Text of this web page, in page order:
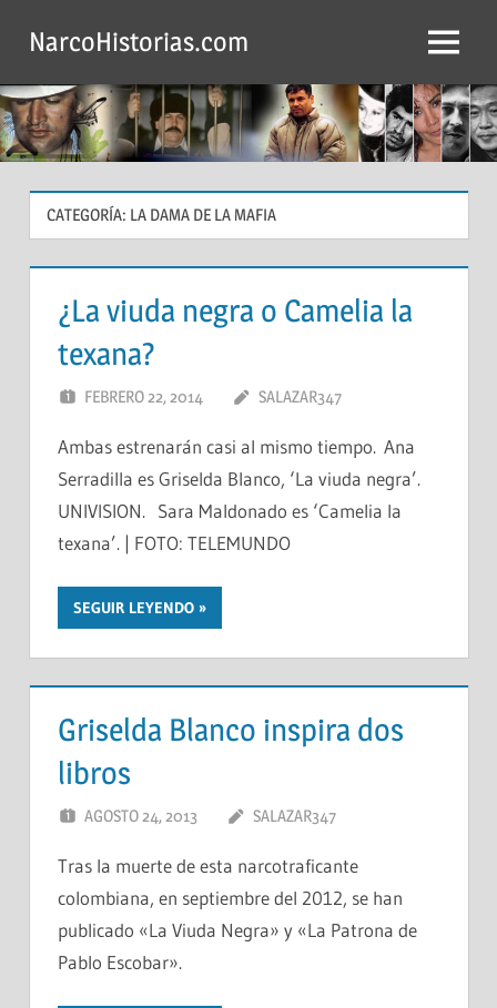
contenido
NarcoHistorias.com Menú
CATEGORÍA: LA DAMA DE LA MAFIA
¿La viuda negra o Camelia la
texana?
FEBRERO 22, 2014 SALAZAR347
Ambas estrenarán casi al mismo tiempo. Ana
Serradilla es Griselda Blanco, ‘La viuda negra’.
UNIVISION. Sara Maldonado es ‘Camelia la
texana’. | FOTO: TELEMUNDO
SEGUIR LEYENDO
Griselda Blanco inspira dos
libros
AGOSTO 24, 2013 SALAZAR347
Tras la muerte de esta narcotraficante
colombiana, en septiembre del 2012, se han
publicado «La Viuda Negra» y «La Patrona de
Pablo Escobar».